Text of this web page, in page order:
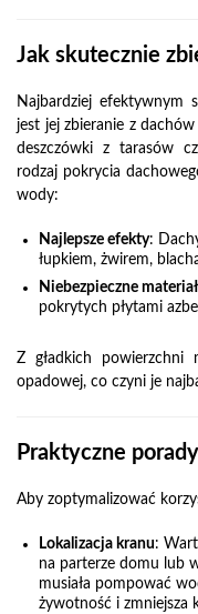
Jak skutecznie
Najbardziej efektywnym
jest jej zbieranie z
deszczówki z tarasów
rodzaj pokrycia
wody:
Najlepsze efekty:
łupkiem, żwirem,
Niebezpieczne
pokrytych płytami
Z gładkich
opadowej, co czyni je
Praktyczne
Aby zoptymalizować
Lokalizacja kranu:
na parterze domu lub
musiała pompować
żywotność i zmniejsza